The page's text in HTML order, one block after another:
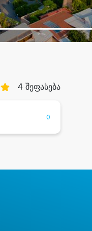
4 შეფასება
0